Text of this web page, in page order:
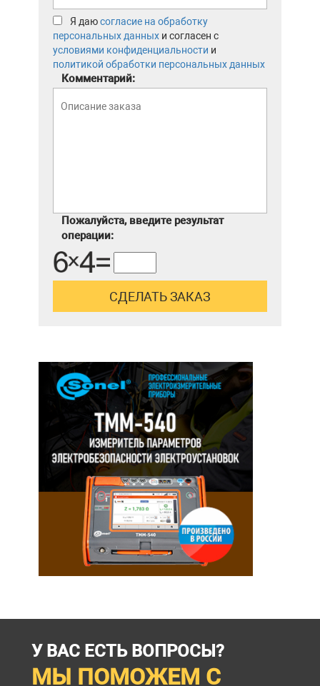
Я даюсогласие на обработку
персональных данных и согласен с
условиями конфиденциальности и
политикой обработки персональных данных
Комментарий:
Пожалуйста, введите результат
операции:
У ВАС ЕСТЬ ВОПРОСЫ?
МЫ ПОМОЖЕМ С